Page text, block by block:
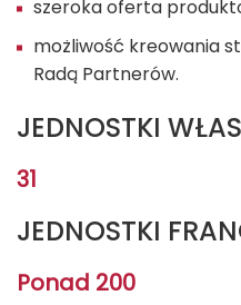
szeroka oferta
możliwość kreowania
Radą Partnerów.
JEDNOSTKI
31
JEDNOSTKI
Ponad 200